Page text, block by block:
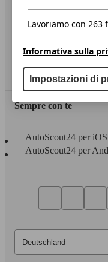
Privacy
Dichiarazione di
Servizi
Area rivenditori
Sempre con te
AutoScout24 per iOS
AutoScout24 per
Lavoriamo con 263
Informativa sulla
Impostazioni di